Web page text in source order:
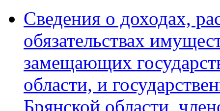
Сведения о доходах,
обязательствах
замещающих
области, и
Брянской области,